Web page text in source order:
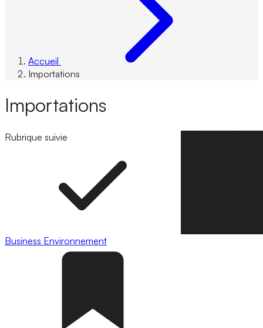
Accueil
Importations
Importations
Rubrique suivie
Business Environnement